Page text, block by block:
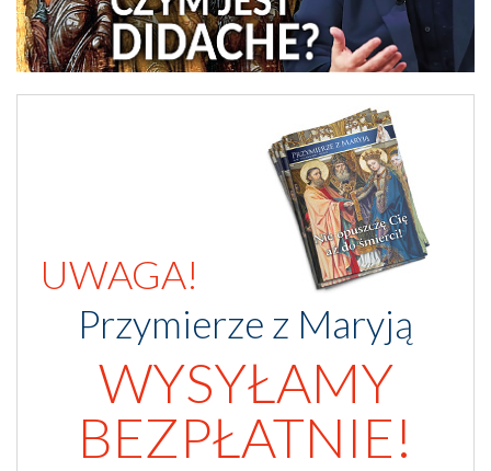
UWAGA!
Przymierze z Maryją
WYSYŁAMY
BEZPŁATNIE!